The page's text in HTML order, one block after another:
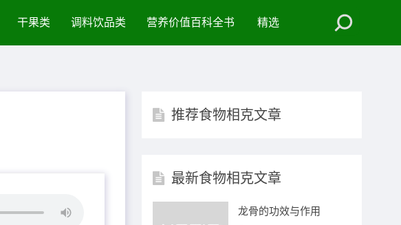
干果类 调料饮品类 营养价值百科全书 精选
推荐食物相克文章
最新食物相克文章
龙骨的功效与作用